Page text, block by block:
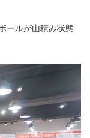
ールが山積み状態